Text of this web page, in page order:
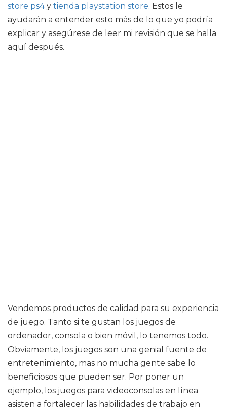
store ps4y tienda playstation store. Estos le
ayudarán a entender esto más de lo que yo podría
explicar y asegúrese de leer mi revisión que se halla
aquí después.
Vendemos productos de calidad para su experiencia
de juego. Tanto si te gustan los juegos de
ordenador, consola o bien móvil, lo tenemos todo.
Obviamente, los juegos son una genial fuente de
entretenimiento, mas no mucha gente sabe lo
beneficiosos que pueden ser. Por poner un
ejemplo, los juegos para videoconsolas en línea
asisten a fortalecer las habilidades de trabajo en